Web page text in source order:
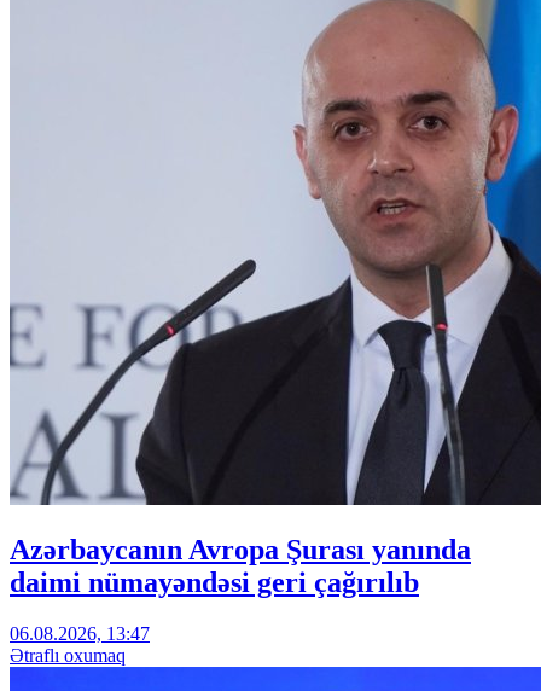
Azərbaycanın Avropa Şurası yanında
daimi nümayəndəsi geri çağırılıb
06.08.2026, 13:47
Ətraflı oxumaq